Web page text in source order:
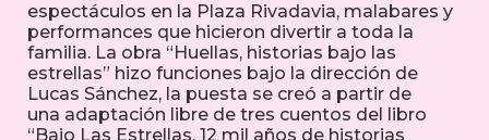
espectáculos en la Plaza Rivadavia, malabares y
performances que hicieron divertir a toda la
familia. La obra “Huellas, historias bajo las
estrellas” hizo funciones bajo la dirección de
Lucas Sánchez, la puesta se creó a partir de
una adaptación libre de tres cuentos del libro
“Bajo Las Estrellas, 12 mil años de historias